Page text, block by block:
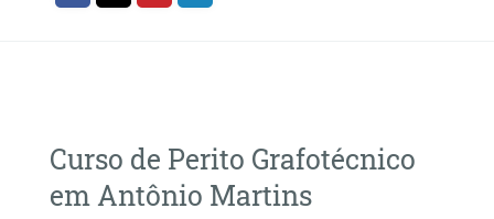
Curso de Perito Grafotécnico
em Antônio Martins